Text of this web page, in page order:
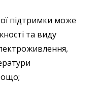
підтримки може
та виду